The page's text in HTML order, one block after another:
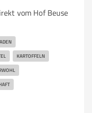
vom Hof Beuse
KARTOFFELN